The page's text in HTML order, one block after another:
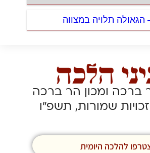
הגאולה תלויה במצווה
ברכה ומכון הר ברכה
שמורות, תשפ”ו
להלכה היומית